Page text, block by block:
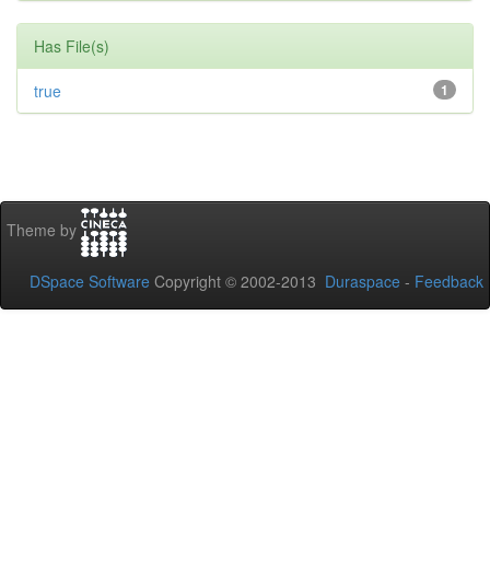
Has File(s)
1
true
Theme by
DSpace Software Copyright © 2002-2013 Duraspace - Feedback